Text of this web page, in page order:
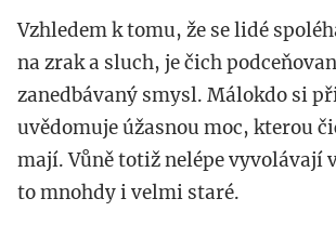
Vzhledem k tomu, že se lidé
na zrak a sluch, je čich
zanedbávaný smysl. Málokdo si
uvědomuje úžasnou moc, kterou
mají. Vůně totiž nelépe vyvolávají
to mnohdy i velmi staré.